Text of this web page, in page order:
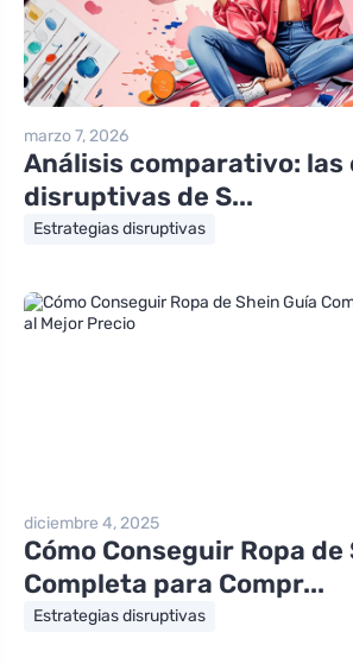
marzo 7, 2026
Análisis comparativo:
disruptivas de S...
Estrategias disruptivas
diciembre 4, 2025
Cómo Conseguir Ropa de
Completa para Compr...
Estrategias disruptivas